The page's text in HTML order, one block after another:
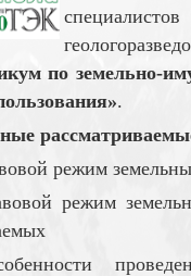
по земельно-
.
режим
режим